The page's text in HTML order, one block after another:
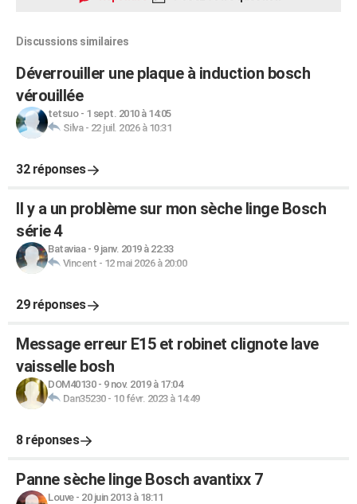
Discussions similaires
Déverrouiller une plaque à induction bosch
vérouillée
tetsuo- 1 sept. 2010 à 14:05
Silva- 22 juil. 2026 à 10:31
32 réponses
Il y a un problème sur mon sèche linge Bosch
série 4
Bataviaa- 9 janv. 2019 à 22:33
Vincent - 12 mai 2026 à 20:00
29 réponses
Message erreur E15 et robinet clignote lave
vaisselle bosh
DOM40130- 9 nov. 2019 à 17:04
Dan35230- 10 févr. 2023 à 14:49
8 réponses
Panne sèche linge Bosch avantixx 7
Louve- 20 juin 2013 à 18:11